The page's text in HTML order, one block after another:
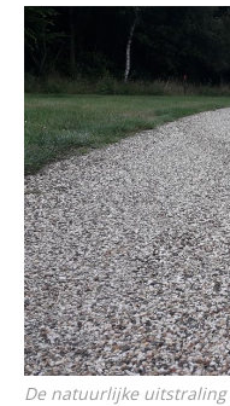
De natuurlijke uitstraling